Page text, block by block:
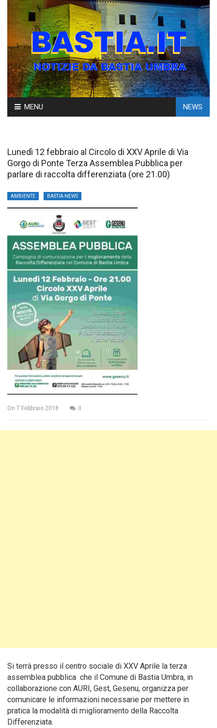
Skip
to
MENU NEWS
Lunedì 12 febbraio al Circolo di XXV Aprile di Via
Gorgo di Ponte Terza Assemblea Pubblica per
parlare di raccolta differenziata (ore 21.00)
AMBIENTE BASTIA NEWS
On 7 Febbraio 2018 0
Si terrà presso il centro sociale di XXV Aprile la terza
assemblea pubblica che il Comune di Bastia Umbra, in
collaborazione con AURI, Gest, Gesenu, organizza per
comunicare le informazioni necessarie per mettere in
pratica la modalità di miglioramento della Raccolta
Differenziata.